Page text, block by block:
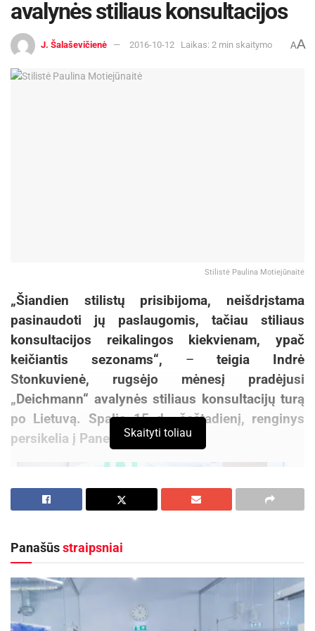
avalynės stiliaus konsultacijos
J. Šalaševičienė 2016-10-12 Laikas: 2 min skaitymo AA
Stilistė Paulina Motiejūnaitė
„Šiandien stilistų prisibijoma, neišdrįstama
pasinaudoti jų paslaugomis, tačiau stiliaus
konsultacijos reikalingos kiekvienam, ypač
keičiantis sezonams“, –teigia Indrė
Stonkuvienė, rugsėjo mėnesį pradėjusi
„Deichmann“ avalynės stiliaus konsultacijų turą
po Lietuvą. Spalio15 d., šeštadienį, renginys
persikelia į Panevėžį.Skaityti toliau
Panašūsstraipsniai